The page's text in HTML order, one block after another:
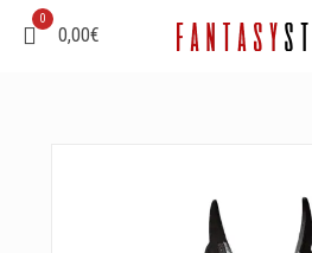
0
0,00€